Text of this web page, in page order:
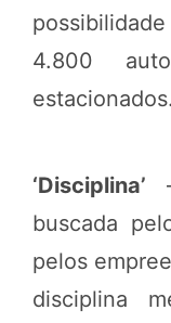
4.800
estacionados.
‘Disciplina’
buscada
pelos
disciplina